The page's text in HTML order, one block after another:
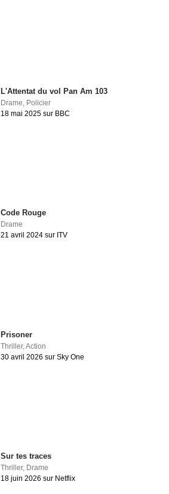
L'Attentat du vol Pan Am 103
Drame, Policier
18 mai 2025 sur BBC
Code Rouge
Drame
21 avril 2024 sur ITV
Prisoner
Thriller,Action
30 avril 2026 sur Sky One
Sur tes traces
Thriller, Drame
18 juin 2026 sur Netflix